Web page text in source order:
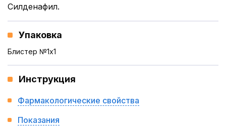
Силденафил.
Упаковка
Блистер №1x1
Инструкция
Фармакологические свойства
Показания